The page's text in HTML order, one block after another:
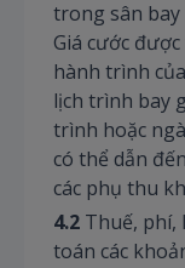
trong sân
Giá cước
hành trình
lịch trình bay
trình hoặc
có thể dẫn
các phụ thu
4.2 Thuế, phí,
toán các